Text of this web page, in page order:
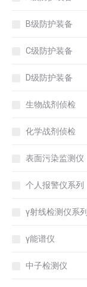
B级防护装备
C级防护装备
D级防护装备
生物战剂侦检
化学战剂侦检
表面污染监测仪
个人报警仪系列
γ射线检测仪系列
γ能谱仪
中子检测仪